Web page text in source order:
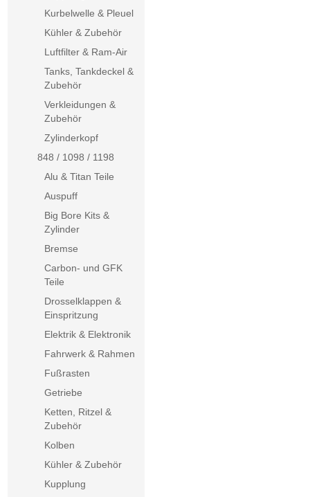
Kurbelwelle & Pleuel
Kühler & Zubehör
Luftfilter & Ram-Air
Tanks, Tankdeckel &
Zubehör
Verkleidungen &
Zubehör
Zylinderkopf
848 / 1098 / 1198
Alu & Titan Teile
Auspuff
Big Bore Kits &
Zylinder
Bremse
Carbon- und GFK
Teile
Drosselklappen &
Einspritzung
Elektrik & Elektronik
Fahrwerk & Rahmen
Fußrasten
Getriebe
Ketten, Ritzel &
Zubehör
Kolben
Kühler & Zubehör
Kupplung